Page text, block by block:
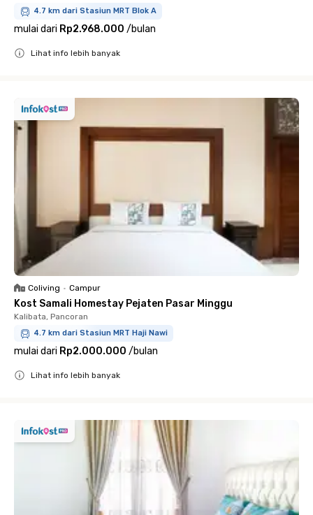
4.7 km dari Stasiun MRT Blok A
mulai dari Rp2.968.000 /bulan
Lihat info lebih banyak
Coliving • Campur
Kost Samali Homestay Pejaten Pasar Minggu
Kalibata, Pancoran
4.7 km dari Stasiun MRT Haji Nawi
mulai dari Rp2.000.000 /bulan
Lihat info lebih banyak